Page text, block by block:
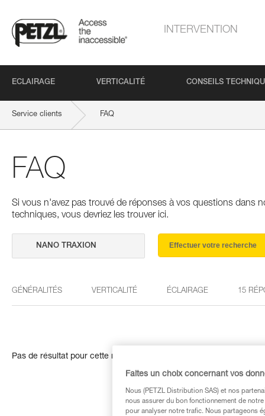
INTERVENTION
ECLAIRAGE VERTICALITÉ CONSEILS
Service clients FAQ
FAQ
Si vous n'avez pas trouvé de réponses à vos questions dans
techniques, vous devriez les trouver ici.
Effectuer votre recherche
GÉNÉRALITÉS VERTICALITÉ ÉCLAIRAGE 15
Pas de résultat pour cette recherche
Faites un choix concernant vos
Nous (PETZL Distribution SAS) et nos
nous assurer du bon fonctionnement de
pour analyser notre trafic. Nous partageons